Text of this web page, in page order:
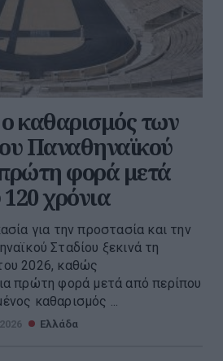
καθαρισμός των
Παναθηναϊκού
φορά μετά
χρόνια
για την προστασία και την
Σταδίου ξεκινά τη
2026, καθώς
πρώτη φορά μετά από περίπου
καθαρισμός ...
Ελλάδα